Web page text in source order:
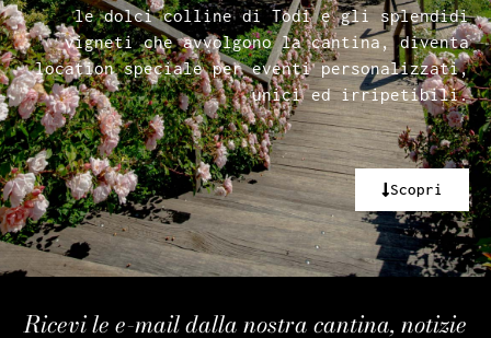
le dolci colline di Todi e gli splendidi
vigneti che avvolgono la cantina, diventa
location speciale per eventi personalizzati,
unici ed irripetibili.
Scopri
Ricevi le e-mail dalla nostra cantina, notizie